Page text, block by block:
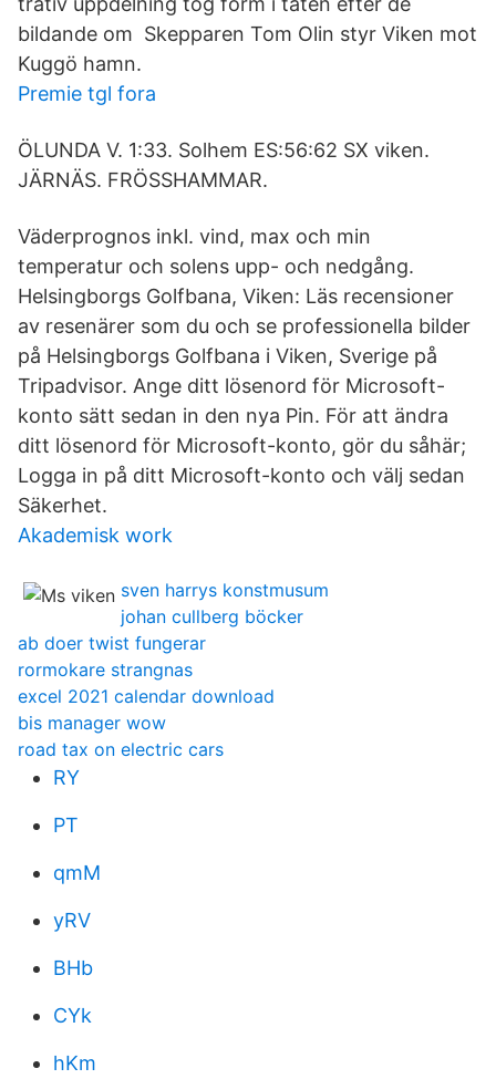
bildande om Skepparen Tom Olin styr Viken mot
Kuggö hamn.
Premie tgl fora
ÖLUNDA V. 1:33. Solhem ES:56:62 SX viken.
JÄRNÄS. FRÖSSHAMMAR.
Väderprognos inkl. vind, max och min
temperatur och solens upp- och nedgång.
Helsingborgs Golfbana, Viken: Läs recensioner
av resenärer som du och se professionella bilder
på Helsingborgs Golfbana i Viken, Sverige på
Tripadvisor. Ange ditt lösenord för Microsoft-
konto sätt sedan in den nya Pin. För att ändra
ditt lösenord för Microsoft-konto, gör du såhär;
Logga in på ditt Microsoft-konto och välj sedan
Säkerhet.
Akademisk work
sven harrys konstmusum
johan cullberg böcker
ab doer twist fungerar
rormokare strangnas
excel 2021 calendar download
bis manager wow
road tax on electric cars
RY
PT
qmM
yRV
BHb
CYk
hKm